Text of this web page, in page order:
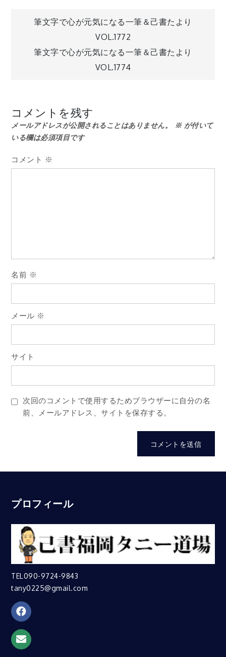
投
稿
ビ
ゲ
ー
筆文字で心が元気になる一筆＆己書たより
VOL.1772
筆文字で心が元気になる一筆＆己書たより
VOL.1774
コメントを残す
メールアドレスが公開されることはありません。 ※が付いて
いる欄は必須項目です
コメント ※
名前 ※
メール ※
サイト
次回のコメントで使用するためブラウザーに自分の名
前、メールアドレス、サイトを保存する。
プロフィール
TEL090-9724-9843
tany0225@gmail.com